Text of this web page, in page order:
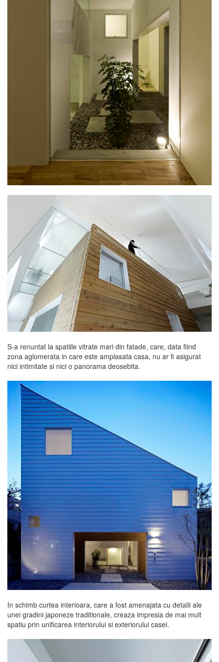
S-a renuntat la spatiile vitrate mari din fatade, care, data fiind
zona aglomerata in care este amplasata casa, nu ar fi asigurat
nici intimitate si nici o panorama deosebita.
In schimb curtea interioara, care a fost amenajata cu detalii ale
unei gradini japoneze traditionale, creaza impresia de mai mult
spatiu prin unificarea interiorului si exteriorului casei.